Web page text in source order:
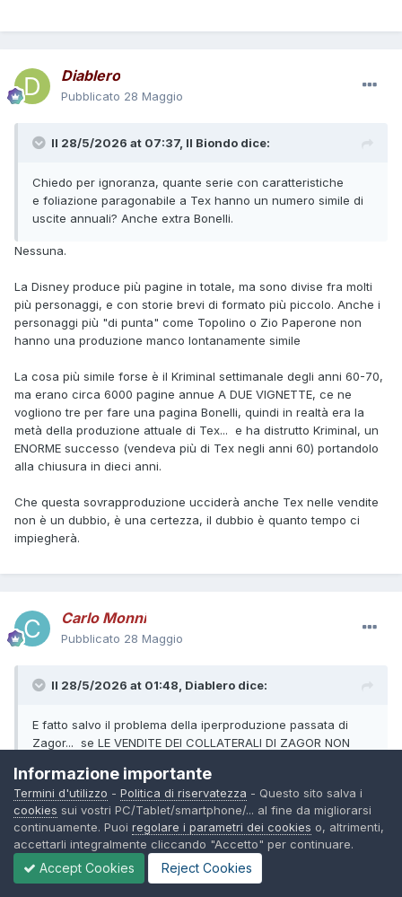
Diablero
Pubblicato 28 Maggio
Il 28/5/2026 at 07:37, Il Biondo dice:
Chiedo per ignoranza, quante serie con caratteristiche
e foliazione paragonabile a Tex hanno un numero simile di
uscite annuali? Anche extra Bonelli.
Nessuna.
La Disney produce più pagine in totale, ma sono divise fra molti
più personaggi, e con storie brevi di formato più piccolo. Anche i
personaggi più "di punta" come Topolino o Zio Paperone non
hanno una produzione manco lontanamente simile
La cosa più simile forse è il Kriminal settimanale degli anni 60-70,
ma erano circa 6000 pagine annue A DUE VIGNETTE, ce ne
vogliono tre per fare una pagina Bonelli, quindi in realtà era la
metà della produzione attuale di Tex... e ha distrutto Kriminal, un
ENORME successo (vendeva più di Tex negli anni 60) portandolo
alla chiusura in dieci anni.
Che questa sovrapproduzione ucciderà anche Tex nelle vendite
non è un dubbio, è una certezza, il dubbio è quanto tempo ci
impiegherà.
Carlo Monni
Pubblicato 28 Maggio
Il 28/5/2026 at 01:48, Diablero dice:
E fatto salvo il problema della iperproduzione passata di
Zagor... se LE VENDITE DEI COLLATERALI DI ZAGOR NON
pagine, ci sarebbe più lavoro anche su Zagor.
Le vendite non sono crollate ma sono sicuramente diminuite. Non
creare allarmismi. inesistenti.
Non c'è stata alcuna riduzione di testate. Se è vero che è stata
soppressa l'uscita del Color di dicembre, è altrettanto vero che è
Informazione importante
Termini d'utilizzo - Politica di riservatezza - Questo sito salva i
cookies sui vostri PC/Tablet/smartphone/... al fine da migliorarsi
continuamente. Puoi regolare i parametri dei cookies o, altrimenti,
accettarli integralmente cliccando "Accetto" per continuare.
Accept Cookies Reject Cookies